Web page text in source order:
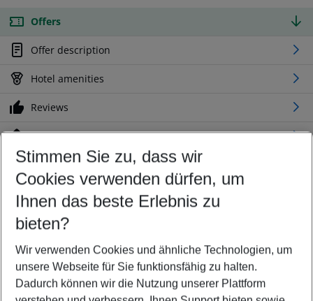
Offers
Offer description
Hotel amenities
Reviews
Location
Customize your offer
Find the perfect deal which suits your best
Your departure airport
Any airport
Select your date range
10/08/26–08/08/27 5-8 nights
Who will travel
Stimmen Sie zu, dass wir
Cookies verwenden dürfen, um
Ihnen das beste Erlebnis zu
bieten?
Wir verwenden Cookies und ähnliche Technologien, um
unsere Webseite für Sie funktionsfähig zu halten.
Dadurch können wir die Nutzung unserer Plattform